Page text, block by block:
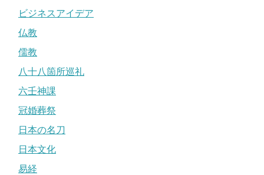
ビジネスアイデア
仏教
儒教
八十八箇所巡礼
六壬神課
冠婚葬祭
日本の名刀
日本文化
易経